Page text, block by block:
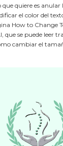
que quiere es anular
el color del
How to Change
que se puede leer
cambiar el